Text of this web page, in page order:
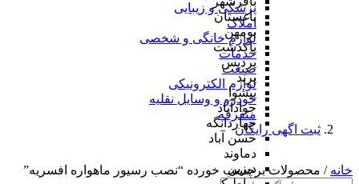
باغستان
بومهن
پاکدشت
پردیس
پرند
پیشوا
جوادآباد
چهاردانگه
حسن آباد
دماوند
دیزین
پزشکی و زیبایی
املاک
لوازم خانگی و شخصی
خدمات
صنعت
لوازم الکترونیکی
خودرو و وسایل نقلیه
متفرقه
ثبت اگهی رایگان
خانه / محصولات برچسب خورده “نصب رسیور ماهواره افسریه”